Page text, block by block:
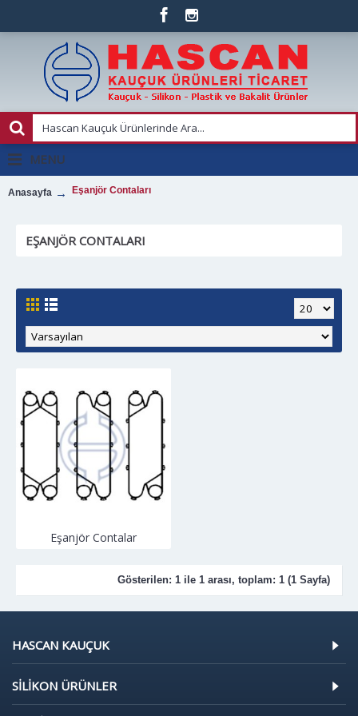
MENU
Anasayfa Eşanjör Contaları
EŞANJÖR CONTALARI
Eşanjör Contalar
Gösterilen: 1 ile 1 arası, toplam: 1 (1 Sayfa)
HASCAN KAUÇUK
SILIKON ÜRÜNLER